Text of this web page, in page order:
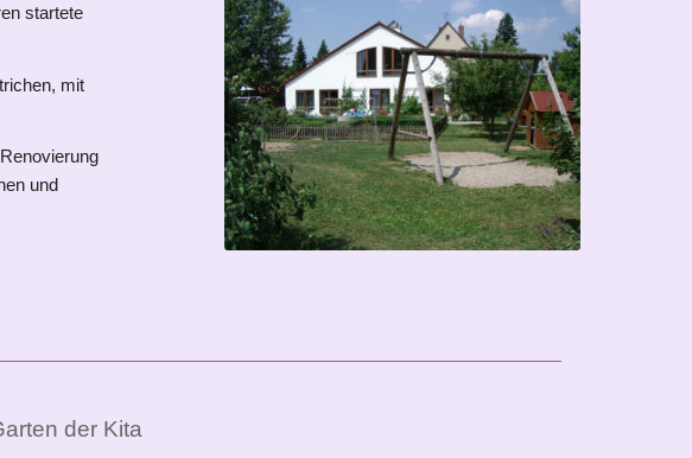
startete
mit
und
der Kita